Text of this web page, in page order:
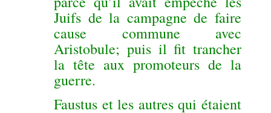
Juifs de la campagne de faire
cause commune avec
Aristobule; puis il fit trancher
la tête aux promoteurs de la
guerre.
Faustus et les autres qui étaient